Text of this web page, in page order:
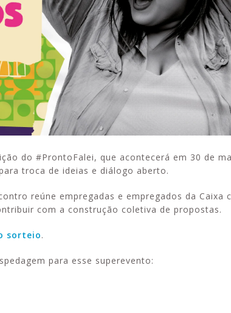
do #ProntoFalei, que acontecerá em 30 de
troca de ideias e diálogo aberto.
reúne empregadas e empregados da Caixa
com a construção coletiva de propostas.
sorteio.
para esse superevento: